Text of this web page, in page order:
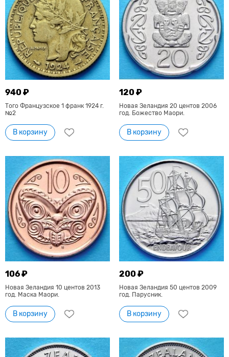
940 ₽
Того Французское 1 франк 1924 г.
№2
В корзину
120 ₽
Новая Зеландия 20 центов 2006
год. Божество Маори.
В корзину
106 ₽
Новая Зеландия 10 центов 2013
год. Маска Маори.
В корзину
200 ₽
Новая Зеландия 50 центов 2009
год. Парусник.
В корзину